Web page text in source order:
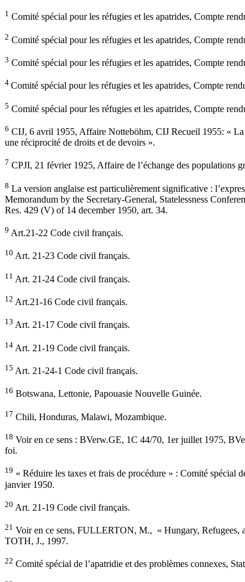
1 Comité spécial pour les réfugies et les apatrides, Compte
2 Comité spécial pour les réfugies et les apatrides, Compte
3 Comité spécial pour les réfugies et les apatrides, Compte
4 Comité spécial pour les réfugies et les apatrides, Compte
5 Comité spécial pour les réfugies et les apatrides, Compte
6 CIJ, 6 avril 1955, Affaire Notteböhm, CIJ Recueil 1955: « La
une réciprocité de droits et de devoirs ».
7 CPJI, 21 février 1925, Affaire de l’échange des populations
8 La version anglaise est particulièrement significative :
Memorandum by the Secretary-General, Statelessness
Res. 429 (V) of 14 december 1950, art. 34.
9 Art.21-22 Code civil français.
10 Art. 21-23 Code civil français.
11 Art. 21-24 Code civil français.
12 Art.21-16 Code civil français.
13 Art. 21-17 Code civil français.
14 Art. 21-19 Code civil français.
15 Art. 21-24-1 Code civil français.
16 Botswana, Lettonie, Papouasie Nouvelle Guinée.
17 Chili, Honduras, Malawi, Mozambique.
18 Voir en ce sens : BVerw.GE, 1C 44/70, 1er juillet 1975,
foi.
19 « Réduire les taxes et frais de procédure » : Comité spécial
janvier 1950.
20 Art. 21-19 Code civil français.
21 Voir en ce sens, FULLERTON, M., « Hungary,
TOTH, J., 1997.
22 Comité spécial de l’apatridie et des problèmes connexes,